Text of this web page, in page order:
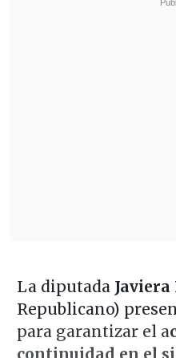
La diputada Javiera
Republicano)
para garantizar el a
continuidad en el